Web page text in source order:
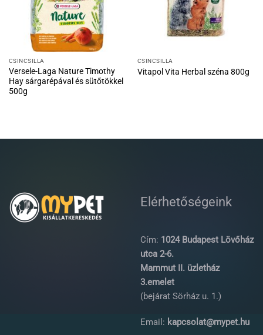
CSINCSILLA
Versele-Laga Nature Timothy
Hay sárgarépával és sütőtökkel
500g
CSINCSILLA
Vitapol Vita Herbal széna 800g
Elérhetőségeink
Cím: 1024 Budapest Lövőház
utca 2-6.
Mammut II. üzletház
3.emelet
(bejárat Sörház u. 1.)
Email: kapcsolat@mypet.hu